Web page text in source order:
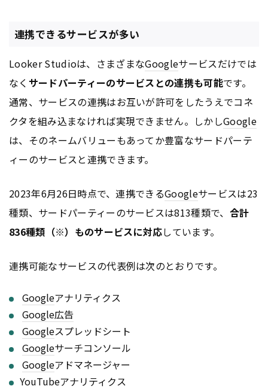
連携できるサービスが多い
Looker Studioは、さまざまなGoogleサービスだけでは
なく サードパーティーのサービスとの連携も可能です。
通常、サービスの連携はお互いが許可をしたうえでコネ
クタを組み込まなければ実現できません。しかしGoogle
は、そのネームバリューもあってか豊富なサードパーテ
ィーのサービスと連携できます。
2023年6月26日時点で、連携できるGoogleサービスは23
種類、サードパーティーのサービスは813種類で、 合計
836種類（※）ものサービスに対応しています。
連携可能なサービスの代表例は次のとおりです。
Googleアナリティクス
Google広告
Googleスプレッドシート
Googleサーチコンソール
Googleアドマネージャー
YouTubeアナリティクス